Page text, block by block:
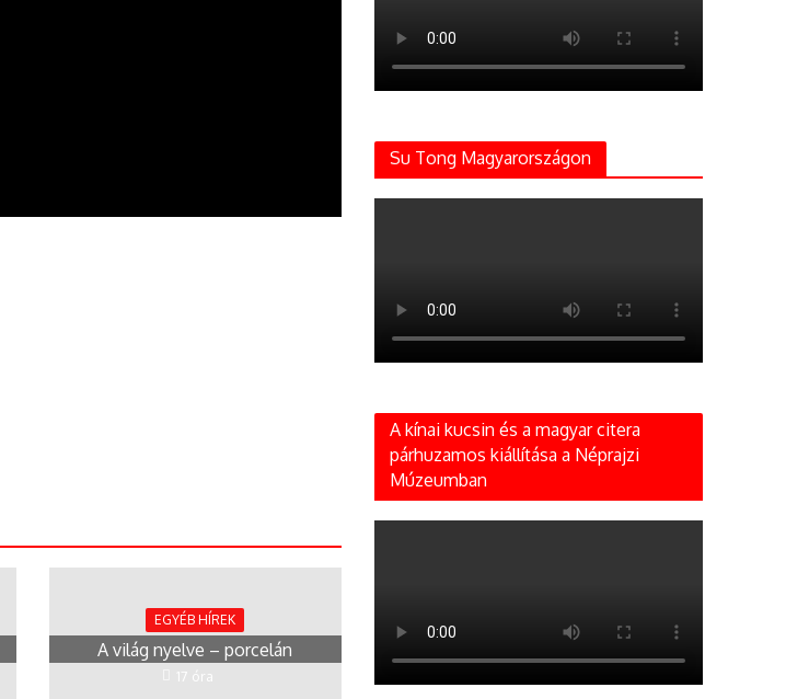
EGYÉB HÍREK
A világ nyelve – porcelán
17 óra
Su Tong Magyarországon
A kínai kucsin és a magyar citera
párhuzamos kiállítása a Néprajzi
Múzeumban